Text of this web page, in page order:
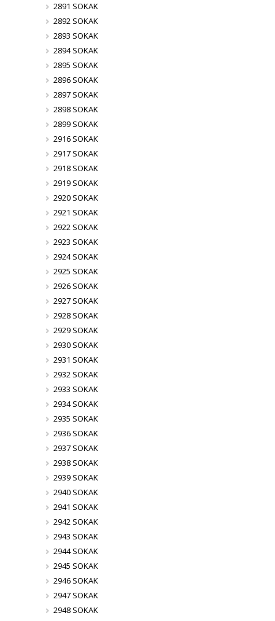
2891 SOKAK
2892 SOKAK
2893 SOKAK
2894 SOKAK
2895 SOKAK
2896 SOKAK
2897 SOKAK
2898 SOKAK
2899 SOKAK
2916 SOKAK
2917 SOKAK
2918 SOKAK
2919 SOKAK
2920 SOKAK
2921 SOKAK
2922 SOKAK
2923 SOKAK
2924 SOKAK
2925 SOKAK
2926 SOKAK
2927 SOKAK
2928 SOKAK
2929 SOKAK
2930 SOKAK
2931 SOKAK
2932 SOKAK
2933 SOKAK
2934 SOKAK
2935 SOKAK
2936 SOKAK
2937 SOKAK
2938 SOKAK
2939 SOKAK
2940 SOKAK
2941 SOKAK
2942 SOKAK
2943 SOKAK
2944 SOKAK
2945 SOKAK
2946 SOKAK
2947 SOKAK
2948 SOKAK